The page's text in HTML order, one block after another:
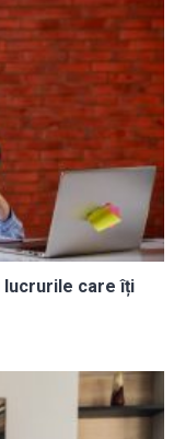
lucrurile care îți